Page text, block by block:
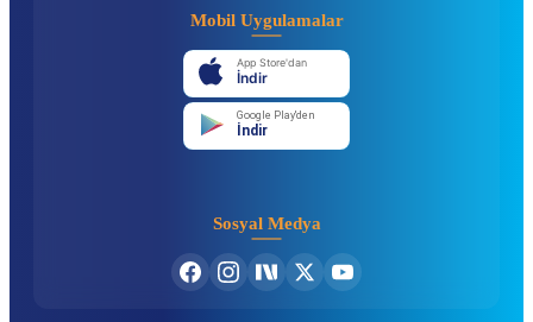
Mobil Uygulamalar
App Store'dan
İndir
Google Play'den
İndir
Sosyal Medya